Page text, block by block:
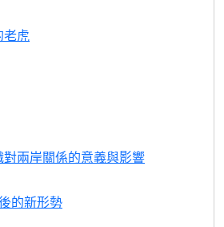
老虎
兩岸關係的意義與影響
的新形勢